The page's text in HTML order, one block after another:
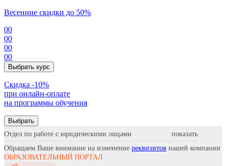
Весенние скидки до 50%
00
00
00
00
Выбрать курс
Cкидка -10%
при онлайн-оплате
на программы обучения
Выбрать
Отдел по работе с юридическими лицами
Обращаем Ваше внимание на изменение реквизитов нашей компании
ОБРАЗОВАТЕЛЬНЫЙ ПОРТАЛ